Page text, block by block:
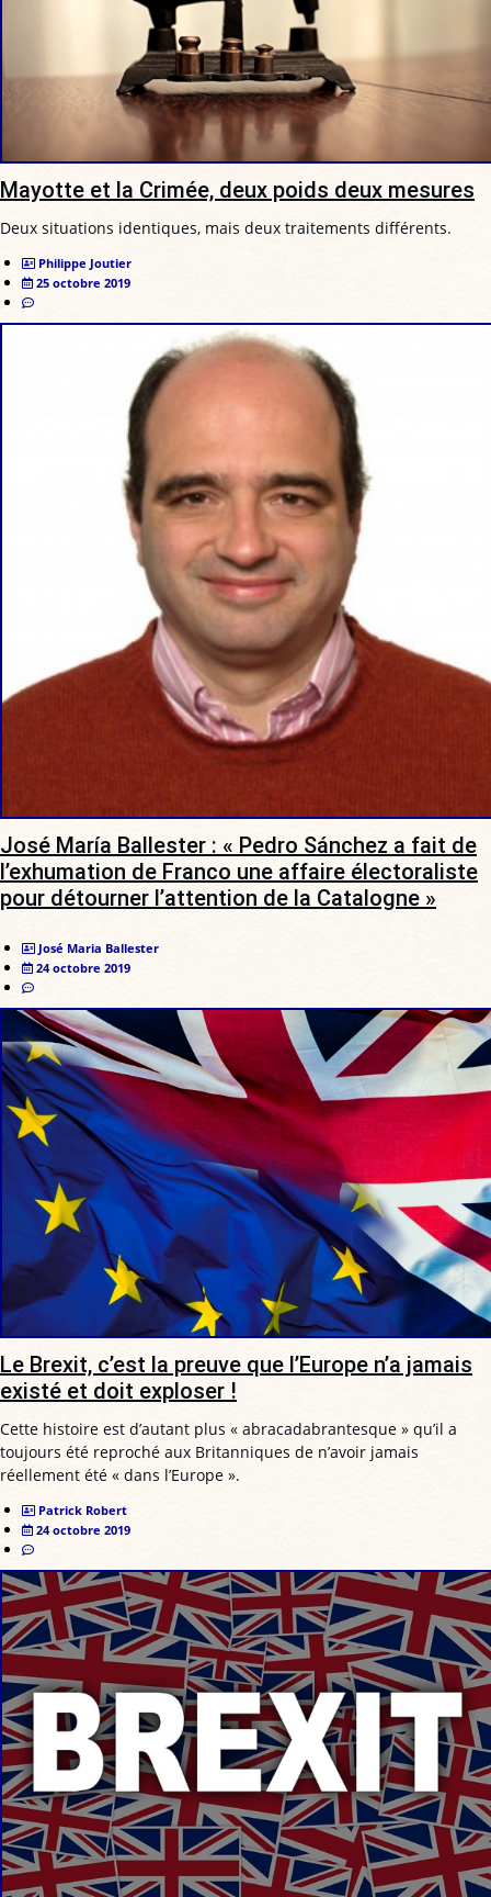
Mayotte et la Crimée, deux poids deux mesures
Deux situations identiques, mais deux traitements différents.
Philippe Joutier
25 octobre 2019
José María Ballester : « Pedro Sánchez a fait de
l’exhumation de Franco une affaire électoraliste
pour détourner l’attention de la Catalogne »
José Maria Ballester
24 octobre 2019
Le Brexit, c’est la preuve que l’Europe n’a jamais
existé et doit exploser !
Cette histoire est d’autant plus « abracadabrantesque » qu’il a
toujours été reproché aux Britanniques de n’avoir jamais
réellement été « dans l’Europe ».
Patrick Robert
24 octobre 2019